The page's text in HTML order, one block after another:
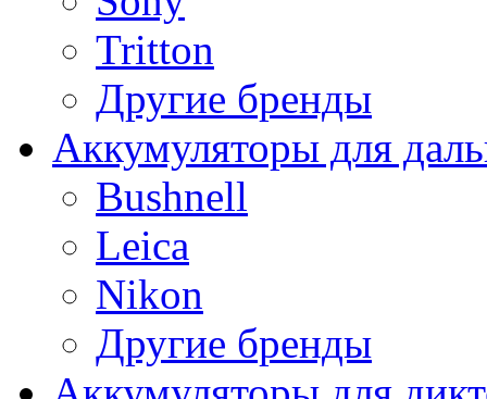
Tritton
Другие бренды
Аккумуляторы для
Bushnell
Leica
Nikon
Другие бренды